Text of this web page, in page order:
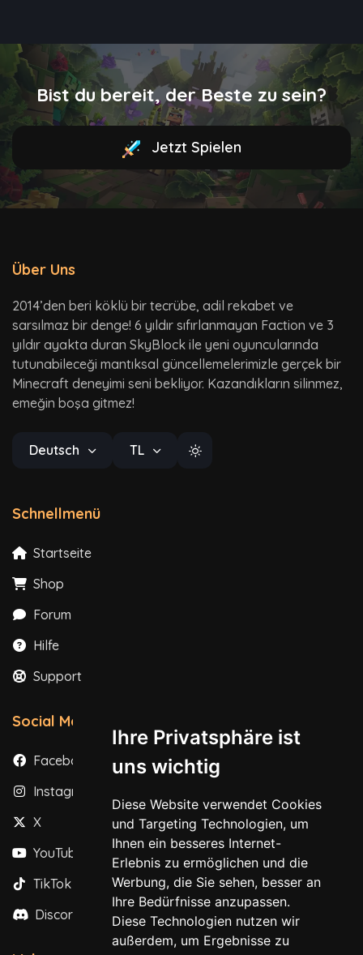
Ihre Privatsphäre ist
uns wichtig
Diese Website verwendet Cookies
und Targeting Technologien, um
Ihnen ein besseres Internet-
Erlebnis zu ermöglichen und die
Werbung, die Sie sehen, besser an
Ihre Bedürfnisse anzupassen.
Diese Technologien nutzen wir
außerdem, um Ergebnisse zu
Bist du bereit, der Beste zu sein?
Jetzt Spielen
Über Uns
2014’den beri köklü bir tecrübe, adil rekabet ve
sarsılmaz bir denge! 6 yıldır sıfırlanmayan Faction ve 3
yıldır ayakta duran SkyBlock ile yeni oyuncularında
tutunabileceği mantıksal güncellemelerimizle gerçek bir
Minecraft deneyimi seni bekliyor. Kazandıkların silinmez,
emeğin boşa gitmez!
Deutsch TL
Schnellmenü
Startseite
Shop
Forum
Hilfe
Support
Social Media
Facebook
Instagram
X
YouTube
TikTok
Discord